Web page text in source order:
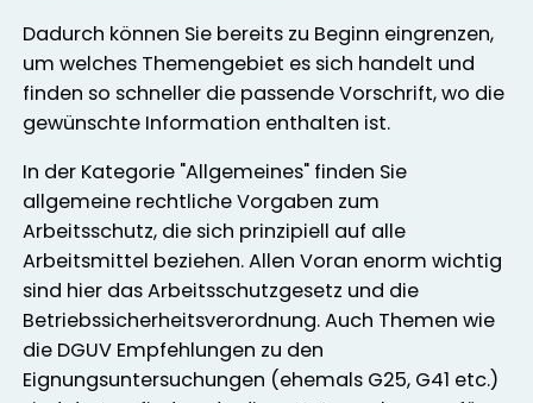
Dadurch können Sie bereits zu Beginn eingrenzen,
um welches Themengebiet es sich handelt und
finden so schneller die passende Vorschrift, wo die
gewünschte Information enthalten ist.
In der Kategorie "Allgemeines" finden Sie
allgemeine rechtliche Vorgaben zum
Arbeitsschutz, die sich prinzipiell auf alle
Arbeitsmittel beziehen. Allen Voran enorm wichtig
sind hier das Arbeitsschutzgesetz und die
Betriebssicherheitsverordnung. Auch Themen wie
die DGUV Empfehlungen zu den
Eignungsuntersuchungen (ehemals G25, G41 etc.)